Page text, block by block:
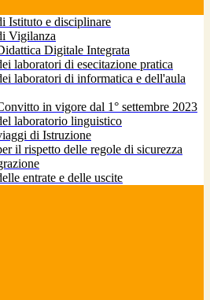
Istituto e disciplinare
Vigilanza
Digitale Integrata
laboratori di esecitazione pratica
laboratori di informatica e dell'aula
in vigore dal 1° settembre 2023
laboratorio linguistico
di Istruzione
il rispetto delle regole di sicurezza
entrate e delle uscite